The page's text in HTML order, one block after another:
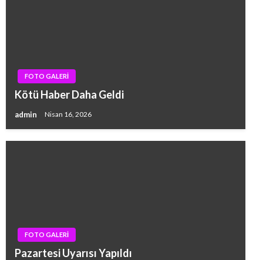
FOTO GALERİ
Kötü Haber Daha Geldi
admin Nisan 16, 2026
FOTO GALERİ
Pazartesi Uyarısı Yapıldı